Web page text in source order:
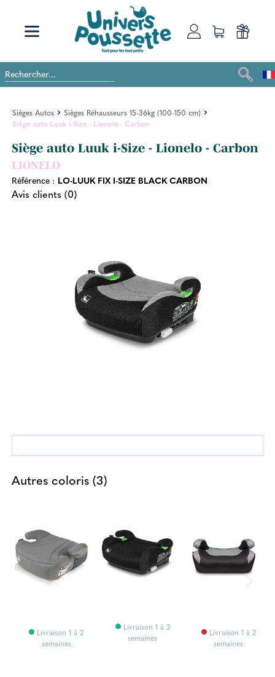
Sièges Autos
Sièges Réhausseurs 15-36kg (100-150 cm)
Siège auto Luuk i-Size - Lionelo - Carbon
Siège auto Luuk i-Size - Lionelo - Carbon
LIONELO
Référence : LO-LUUK FIX I-SIZE BLACK CARBON
Avis clients (0)
Autres coloris (3)
Livraison 1 à 2
semaines
Livraison 1 à 2
semaines
Livraison 1 à 2
semaines